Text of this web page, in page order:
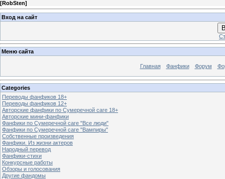
[RobSten]
Вход на сайт
Меню сайта
Главная Фанфики Форум
Categories
Переводы фанфиков 18+
Переводы фанфиков 12+
Авторские фанфики по Сумеречной саге 18+
Авторские мини-фанфики
Фанфики по Сумеречной саге "Все люди"
Фанфики по Сумеречной саге "Вампиры"
Собственные произведения
Фанфики. Из жизни актеров
Народный перевод
Фанфики-стихи
Конкурсные работы
Обзоры и голосования
Другие фандомы